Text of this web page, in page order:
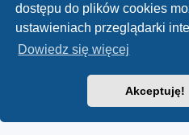
dostępu do plików cookies
ustawieniach przeglądarki
Dowiedz się więcej
Akceptuję!